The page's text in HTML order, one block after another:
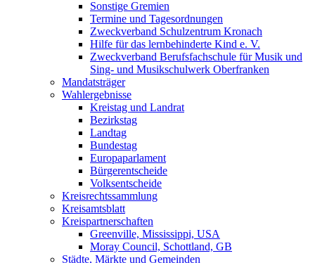
Sonstige Gremien
Termine und Tagesordnungen
Zweckverband Schulzentrum Kronach
Hilfe für das lernbehinderte Kind e. V.
Zweckverband Berufsfachschule für Musik und
Sing- und Musikschulwerk Oberfranken
Mandatsträger
Wahlergebnisse
Kreistag und Landrat
Bezirkstag
Landtag
Bundestag
Europaparlament
Bürgerentscheide
Volksentscheide
Kreisrechtssammlung
Kreisamtsblatt
Kreispartnerschaften
Greenville, Mississippi, USA
Moray Council, Schottland, GB
Städte, Märkte und Gemeinden